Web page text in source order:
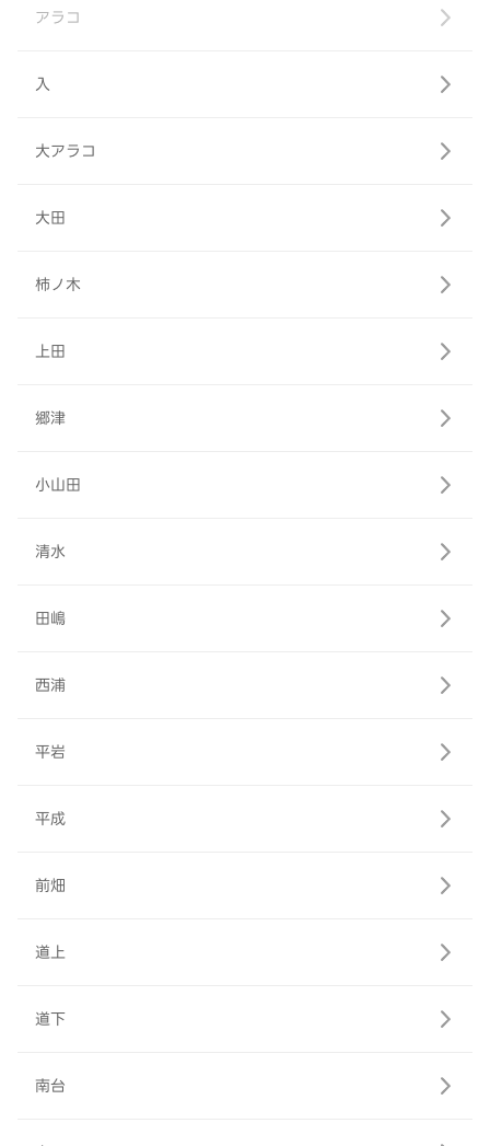
アラコ
入
大アラコ
大田
柿ノ木
上田
郷津
小山田
清水
田嶋
西浦
平岩
平成
前畑
道上
道下
南台